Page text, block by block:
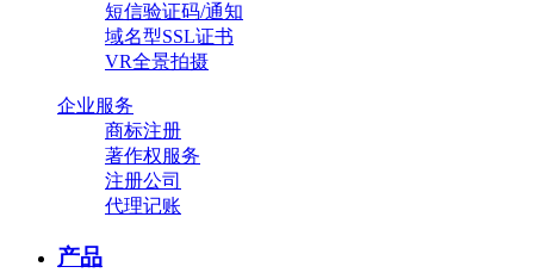
短信验证码/通知
域名型SSL证书
VR全景拍摄
企业服务
商标注册
著作权服务
注册公司
代理记账
产品